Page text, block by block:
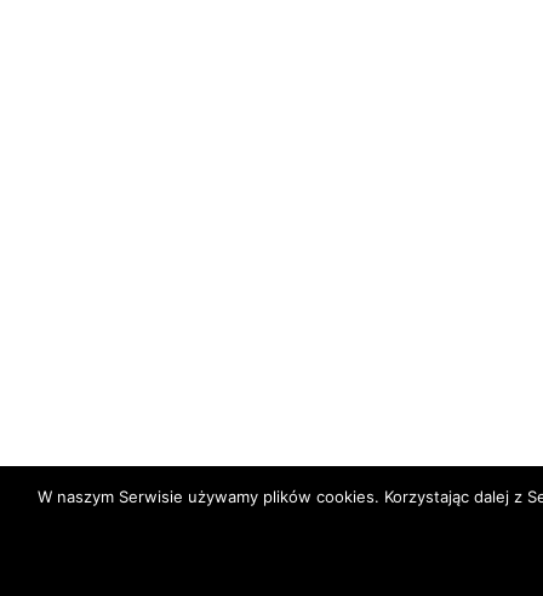
W naszym Serwisie używamy plików cookies. Korzystając dalej